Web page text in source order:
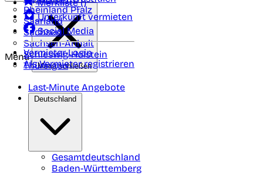
Rheinland Pfalz
Saarland
Sachsen
Sachsen-Anhalt
Schleswig-Holstein
Thüringen
Merkliste ()
Unterkunft vermieten
Social Media
Vermieter-Login
Als Vermieter registrieren
Menü
Menü schließen
Last-Minute Angebote
Deutschland
Gesamtdeutschland
Baden-Württemberg